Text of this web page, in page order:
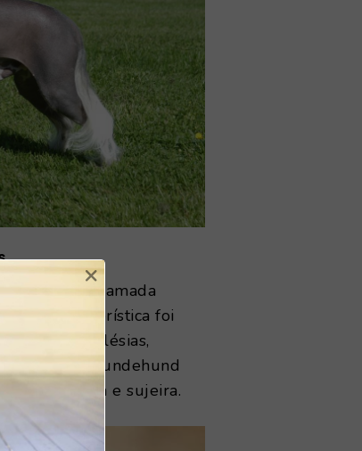
genética chamada
Esta característica foi
mar nas falésias,
disso, o Lundehund
de água e sujeira.
×